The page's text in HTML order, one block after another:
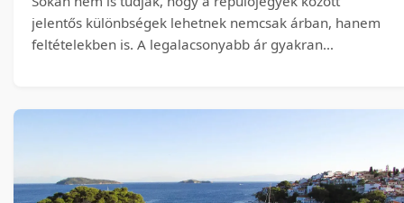
jelentős különbségek lehetnek nemcsak árban, hanem
feltételekben is. A legalacsonyabb ár gyakran
biztonsági hálót nyújtanak – és bizonyos helyzetekben
rugalmas jegytípus, milyen előnyöket kínál, milyen
konkrét helyzetekben érdemes ezt választani, és mire